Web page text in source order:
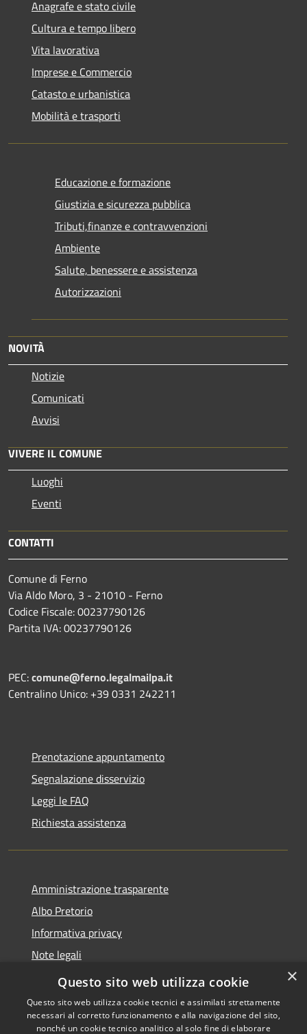
Anagrafe e stato civile
Cultura e tempo libero
Vita lavorativa
Imprese e Commercio
Catasto e urbanistica
Mobilità e trasporti
Educazione e formazione
Giustizia e sicurezza pubblica
Tributi,finanze e contravvenzioni
Ambiente
Salute, benessere e assistenza
Autorizzazioni
NOVITÀ
Notizie
Comunicati
Avvisi
VIVERE IL COMUNE
Luoghi
Eventi
CONTATTI
Comune di Ferno
Via Aldo Moro, 3 - 21010 - Ferno
Codice Fiscale: 00237790126
Partita IVA: 00237790126
PEC:comune@ferno.legalmailpa.it
Centralino Unico: +39 0331 242211
Prenotazione appuntamento
Segnalazione disservizio
Leggi le FAQ
Richiesta assistenza
Amministrazione trasparente
Albo Pretorio
Informativa privacy
Note legali
Dichiarazione di accessibilità
×
Questo sito web utilizza cookie
Questo sito web utilizza cookie tecnici e assimilati strettamente
necessari al corretto funzionamento e alla navigazione del sito,
nonché un cookie tecnico analitico al solo fine di elaborare